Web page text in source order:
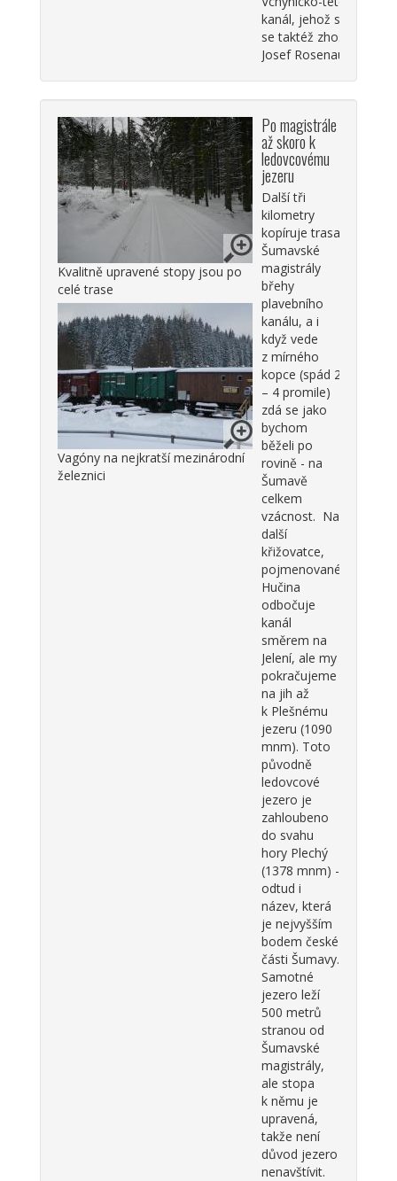
kanál, jehož stavby
se taktéž zhostil
Josef Rosenauer.
Kvalitně upravené stopy jsou po
celé trase
Vagóny na nejkratší mezinárodní
železnici
Po magistrále
až skoro k
ledovcovému
jezeru
Další tři
kilometry
kopíruje trasa
Šumavské
magistrály
břehy
plavebního
kanálu, a i
když vede
z mírného
kopce (spád 2
– 4 promile)
zdá se jako
bychom
běželi po
rovině - na
Šumavě
celkem
vzácnost. Na
další
křižovatce,
pojmenované
Hučina
odbočuje
kanál
směrem na
Jelení, ale my
pokračujeme
na jih až
k Plešnému
jezeru (1090
mnm). Toto
původně
ledovcové
jezero je
zahloubeno
do svahu
hory Plechý
(1378 mnm) -
odtud i
název, která
je nejvyšším
bodem české
části Šumavy.
Samotné
jezero leží
500 metrů
stranou od
Šumavské
magistrály,
ale stopa
k němu je
upravená,
takže není
důvod jezero
nenavštívit.